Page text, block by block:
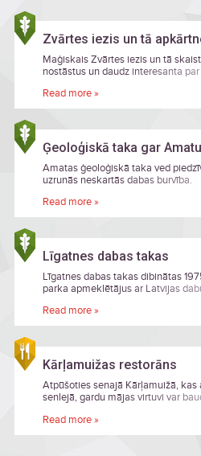
Zvārtes iezis un tā
Maģiskais Zvārtes iezis un tā
nostāstus un daudz interesanta
Read more »
Ģeoloģiskā taka gar Amatu
Amatas ģeoloģiskā taka ved
uzrunās neskartās dabas burvība.
Read more »
Līgatnes dabas takas
Līgatnes dabas takas dibinātas
parka apmeklētājus ar Latvijas
daudzveidību un aizsardzību.
Read more »
Kārļamuižas restorāns
Atpūšoties senajā Kārļamuižā,
senlejā, gardu mājas virtuvi var
Read more »